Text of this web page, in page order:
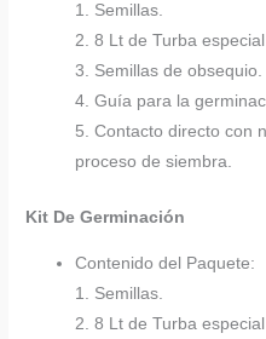
1. Semillas.
2. 8 Lt de Turba
3. Semillas de obsequio.
4. Guía para la
5. Contacto directo con
proceso de siembra.
Kit De Germinación
Contenido del Paquete:
1. Semillas.
2. 8 Lt de Turba